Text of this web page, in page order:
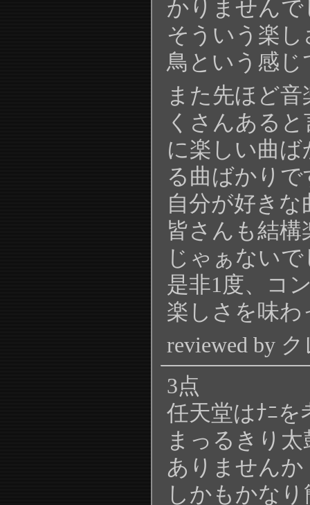
かりませんで
そういう楽
鳥という感じ
また先ほど
くさんある
に楽しい曲
る曲ばかりで
自分が好き
皆さんも結
じゃぁない
是非1度、コ
楽しさを味
reviewed by
3点
任天堂はﾅﾆ
まっるきり
ありませんか
しかもかな